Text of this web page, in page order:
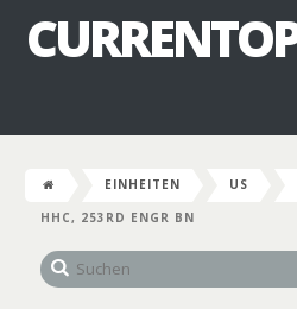
EINHEITEN US
HHC, 253RD ENGR BN